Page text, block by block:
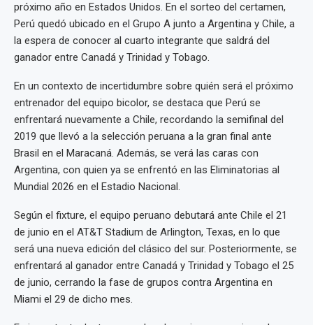
próximo año en Estados Unidos. En el sorteo del certamen,
Perú quedó ubicado en el Grupo A junto a Argentina y Chile, a
la espera de conocer al cuarto integrante que saldrá del
ganador entre Canadá y Trinidad y Tobago.
En un contexto de incertidumbre sobre quién será el próximo
entrenador del equipo bicolor, se destaca que Perú se
enfrentará nuevamente a Chile, recordando la semifinal del
2019 que llevó a la selección peruana a la gran final ante
Brasil en el Maracaná. Además, se verá las caras con
Argentina, con quien ya se enfrentó en las Eliminatorias al
Mundial 2026 en el Estadio Nacional.
Según el fixture, el equipo peruano debutará ante Chile el 21
de junio en el AT&T Stadium de Arlington, Texas, en lo que
será una nueva edición del clásico del sur. Posteriormente, se
enfrentará al ganador entre Canadá y Trinidad y Tobago el 25
de junio, cerrando la fase de grupos contra Argentina en
Miami el 29 de dicho mes.